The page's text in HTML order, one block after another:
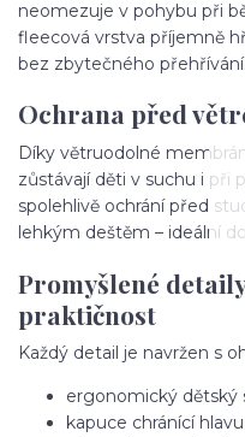
neomezuje v pohybu při
fleecová vrstva příjemně
bez zbytečného přehřívání.
Ochrana před
Díky větruodolné
zůstávají děti v suchu i při
spolehlivě ochrání před
lehkým deštěm – ideální
Promyšlené
praktičnost
Každý detail je navržen s
ergonomický dětský
kapuce chránící